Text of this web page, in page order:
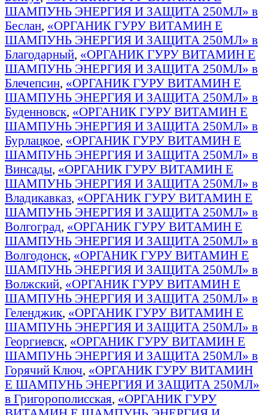
ШАМПУНЬ ЭНЕРГИЯ И ЗАЩИТА 250МЛ» в
Беслан, «ОРГАНИК ГУРУ ВИТАМИН E
ШАМПУНЬ ЭНЕРГИЯ И ЗАЩИТА 250МЛ» в
Благодарный, «ОРГАНИК ГУРУ ВИТАМИН E
ШАМПУНЬ ЭНЕРГИЯ И ЗАЩИТА 250МЛ» в
Блечепсин, «ОРГАНИК ГУРУ ВИТАМИН E
ШАМПУНЬ ЭНЕРГИЯ И ЗАЩИТА 250МЛ» в
Буденновск, «ОРГАНИК ГУРУ ВИТАМИН E
ШАМПУНЬ ЭНЕРГИЯ И ЗАЩИТА 250МЛ» в
Бурлацкое, «ОРГАНИК ГУРУ ВИТАМИН E
ШАМПУНЬ ЭНЕРГИЯ И ЗАЩИТА 250МЛ» в
Винсады, «ОРГАНИК ГУРУ ВИТАМИН E
ШАМПУНЬ ЭНЕРГИЯ И ЗАЩИТА 250МЛ» в
Владикавказ, «ОРГАНИК ГУРУ ВИТАМИН E
ШАМПУНЬ ЭНЕРГИЯ И ЗАЩИТА 250МЛ» в
Волгоград, «ОРГАНИК ГУРУ ВИТАМИН E
ШАМПУНЬ ЭНЕРГИЯ И ЗАЩИТА 250МЛ» в
Волгодонск, «ОРГАНИК ГУРУ ВИТАМИН E
ШАМПУНЬ ЭНЕРГИЯ И ЗАЩИТА 250МЛ» в
Волжский, «ОРГАНИК ГУРУ ВИТАМИН E
ШАМПУНЬ ЭНЕРГИЯ И ЗАЩИТА 250МЛ» в
Геленджик, «ОРГАНИК ГУРУ ВИТАМИН E
ШАМПУНЬ ЭНЕРГИЯ И ЗАЩИТА 250МЛ» в
Георгиевск, «ОРГАНИК ГУРУ ВИТАМИН E
ШАМПУНЬ ЭНЕРГИЯ И ЗАЩИТА 250МЛ» в
Горячий Ключ, «ОРГАНИК ГУРУ ВИТАМИН
E ШАМПУНЬ ЭНЕРГИЯ И ЗАЩИТА 250МЛ»
в Григорополисская, «ОРГАНИК ГУРУ